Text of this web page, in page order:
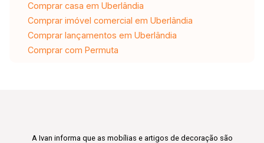
Comprar casa em Uberlândia
Comprar imóvel comercial em Uberlândia
Comprar lançamentos em Uberlândia
Comprar com Permuta
A Ivan informa que as mobílias e artigos de decoração são